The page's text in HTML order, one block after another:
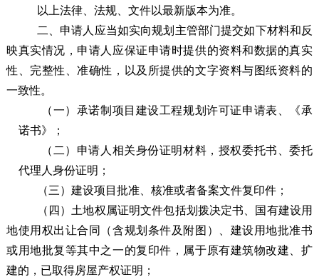
以上法律、法规、文件以最新版本为准。
二、申请人应当如实向规划 主管部门提交如下材料和反
映真实情况，申请人应保证申请时提供的资料和数据的真实
性、完整性、准确性 ，以及 所提供的文字资料与图纸资料的
一致性。
（一）承诺制项目建设工程规划许可证申请表、《承
诺书》；
（二）申请人相关身份证明材料，授权委托书、委托
代理人身份证明；
（三）建设项目批准、核准或者备案文件复印件；
（四）土地权属证明文件包括划拨决定书、国有建设用
地使用权出让合同（含规划条件及附图）、建设用地批准书
或用地批复等其中之一的复印件，属于原有建筑物改建、扩
建的，已取得房屋产权证明；